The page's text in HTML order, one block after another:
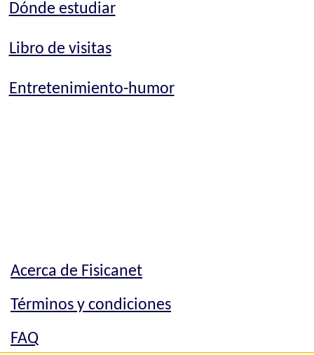
Dónde estudiar
Libro de visitas
Entretenimiento-humor
Acerca de Fisicanet
Términos y condiciones
FAQ